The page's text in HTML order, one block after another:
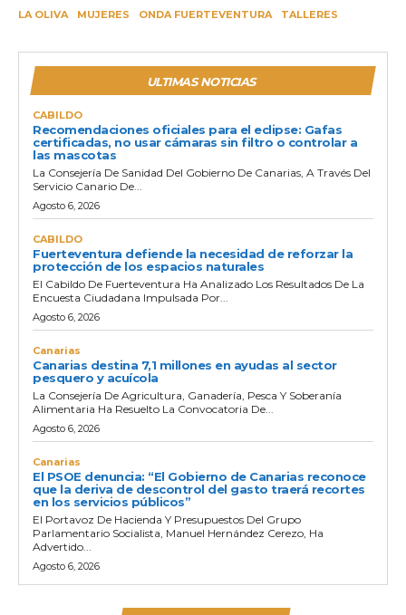
LA OLIVA
MUJERES ONDA FUERTEVENTURA TALLERES
ULTIMAS NOTICIAS
CABILDO
Recomendaciones oficiales para el eclipse: Gafas
certificadas, no usar cámaras sin filtro o controlar a
las mascotas
La Consejería De Sanidad Del Gobierno De Canarias, A Través Del
Servicio Canario De...
Agosto 6, 2026
CABILDO
Fuerteventura defiende la necesidad de reforzar la
protección de los espacios naturales
El Cabildo De Fuerteventura Ha Analizado Los Resultados De La
Encuesta Ciudadana Impulsada Por...
Agosto 6, 2026
Canarias
Canarias destina 7,1 millones en ayudas al sector
pesquero y acuícola
La Consejería De Agricultura, Ganadería, Pesca Y Soberanía
Alimentaria Ha Resuelto La Convocatoria De...
Agosto 6, 2026
Canarias
El PSOE denuncia: “El Gobierno de Canarias reconoce
que la deriva de descontrol del gasto traerá recortes
en los servicios públicos”
El Portavoz De Hacienda Y Presupuestos Del Grupo
Parlamentario Socialista, Manuel Hernández Cerezo, Ha
Advertido...
Agosto 6, 2026